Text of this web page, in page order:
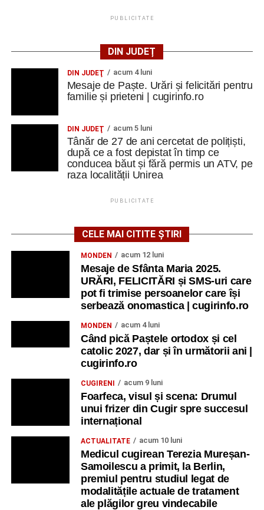
PUBLICITATE
DIN JUDEȚ
DIN JUDEŢ acum 4 luni
Mesaje de Paște. Urări și felicitări pentru
familie și prieteni | cugirinfo.ro
DIN JUDEŢ acum 5 luni
Tânăr de 27 de ani cercetat de polițiști,
după ce a fost depistat în timp ce
conducea băut și fără permis un ATV, pe
raza localității Unirea
PUBLICITATE
CELE MAI CITITE ȘTIRI
MONDEN acum 12 luni
Mesaje de Sfânta Maria 2025.
URĂRI, FELICITĂRI și SMS-uri care
pot fi trimise persoanelor care își
serbează onomastica | cugirinfo.ro
MONDEN acum 4 luni
Când pică Paștele ortodox și cel
catolic 2027, dar și în următorii ani |
cugirinfo.ro
CUGIRENI acum 9 luni
Foarfeca, visul și scena: Drumul
unui frizer din Cugir spre succesul
internațional
ACTUALITATE acum 10 luni
Medicul cugirean Terezia Mureșan-
Samoilescu a primit, la Berlin,
premiul pentru studiul legat de
modalitățile actuale de tratament
ale plăgilor greu vindecabile